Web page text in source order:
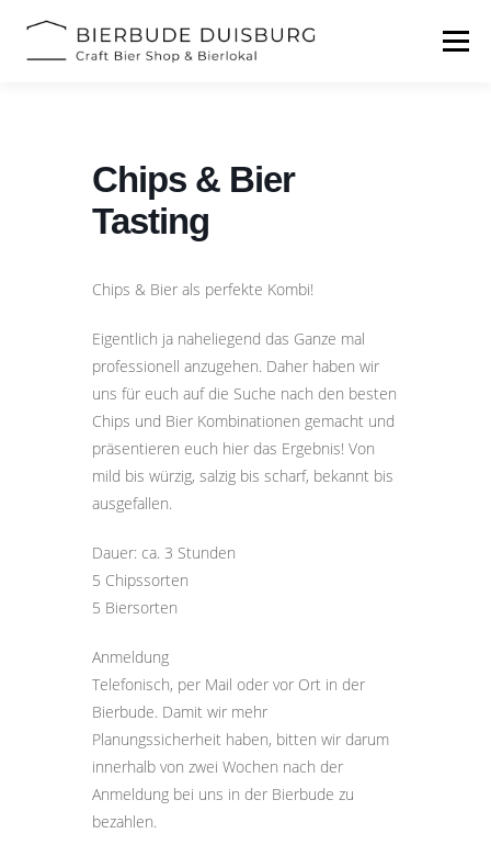
Inhalt
Menü
KONTAKT
Chips & Bier
Tasting
Chips & Bier als perfekte Kombi!
Eigentlich ja naheliegend das Ganze mal
professionell anzugehen. Daher haben wir
uns für euch auf die Suche nach den besten
Chips und Bier Kombinationen gemacht und
präsentieren euch hier das Ergebnis! Von
mild bis würzig, salzig bis scharf, bekannt bis
ausgefallen.
Dauer: ca. 3 Stunden
5 Chipssorten
5 Biersorten
Anmeldung
Telefonisch, per Mail oder vor Ort in der
Bierbude. Damit wir mehr
Planungssicherheit haben, bitten wir darum
innerhalb von zwei Wochen nach der
Anmeldung bei uns in der Bierbude zu
bezahlen.